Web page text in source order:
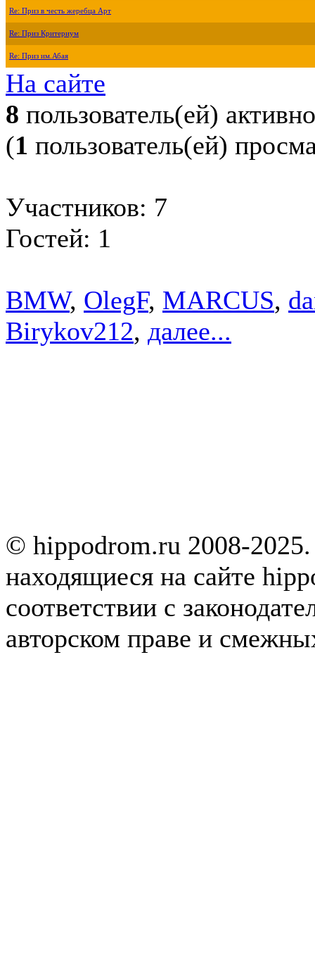
Re: Приз в честь жеребца Арт
Re: Приз Критериум
Re: Приз им.Абая
На сайте
8 пользователь(ей) активно
(1 пользователь(ей)
Участников: 7
Гостей: 1
BMW, OlegF, MARCUS,
Birykov212, далее...
© hippodrom.ru 2008-
находящиеся на сайте
соответствии с
авторском праве и